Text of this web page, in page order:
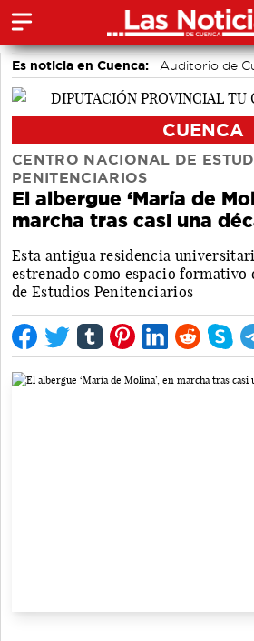
Es noticia en Cuenca: Auditorio de
CUENCA
CENTRO NACIONAL DE
PENITENCIARIOS
El albergue ‘María de
marcha tras casi una
Esta antigua residencia
estrenado como espacio formativo
de Estudios Penitenciarios